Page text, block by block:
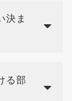
決ま
る部